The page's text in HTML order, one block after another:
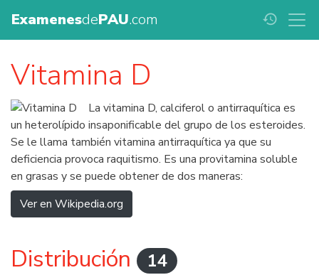
ExamenesdePAU.com history
Vitamina D
La vitamina D, calciferol o antirraquítica es
un heterolípido insaponificable del grupo de los esteroides.
Se le llama también vitamina antirraquítica ya que su
deficiencia provoca raquitismo. Es una provitamina soluble
en grasas y se puede obtener de dos maneras:
Ver en Wikipedia.org
Distribución 14